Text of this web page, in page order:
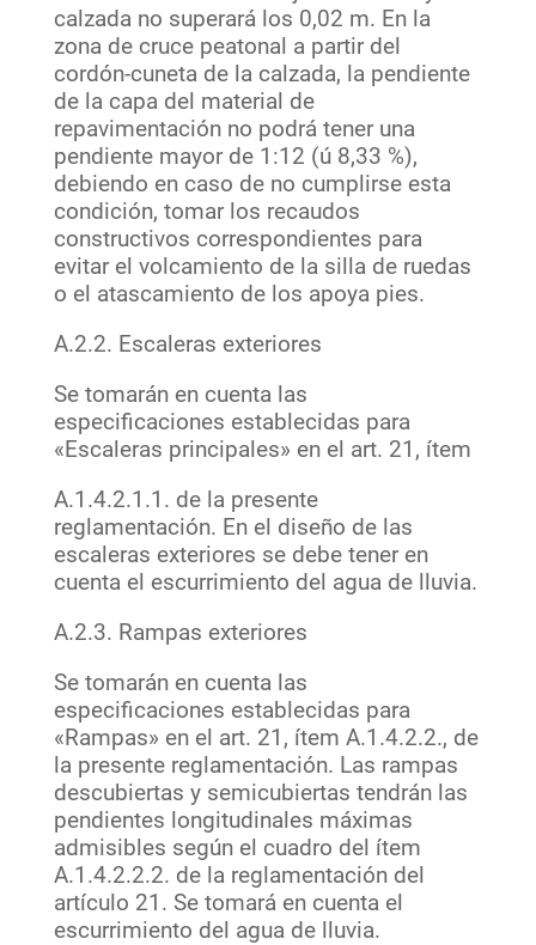
calzada no superará los 0,02 m. En la
zona de cruce peatonal a partir del
cordón-cuneta de la calzada, la pendiente
de la capa del material de
repavimentación no podrá tener una
pendiente mayor de 1:12 (ú 8,33 %),
debiendo en caso de no cumplirse esta
condición, tomar los recaudos
constructivos correspondientes para
evitar el volcamiento de la silla de ruedas
o el atascamiento de los apoya pies.
A.2.2. Escaleras exteriores
Se tomarán en cuenta las
especificaciones establecidas para
«Escaleras principales» en el art. 21, ítem
A.1.4.2.1.1. de la presente
reglamentación. En el diseño de las
escaleras exteriores se debe tener en
cuenta el escurrimiento del agua de lluvia.
A.2.3. Rampas exteriores
Se tomarán en cuenta las
especificaciones establecidas para
«Rampas» en el art. 21, ítem A.1.4.2.2., de
la presente reglamentación. Las rampas
descubiertas y semicubiertas tendrán las
pendientes longitudinales máximas
admisibles según el cuadro del ítem
A.1.4.2.2.2. de la reglamentación del
artículo 21. Se tomará en cuenta el
escurrimiento del agua de lluvia.